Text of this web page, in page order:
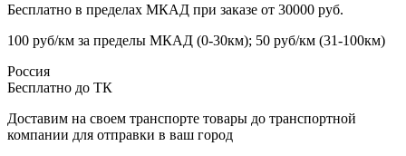
Бесплатно в пределах МКАД при заказе от 30000 руб.
100 руб/км за пределы МКАД (0-30км); 50 руб/км (31-100км)
Россия
Бесплатно до ТК
Доставим на своем транспорте товары до транспортной
компании для отправки в ваш город